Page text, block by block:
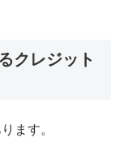
クレジット
ます。